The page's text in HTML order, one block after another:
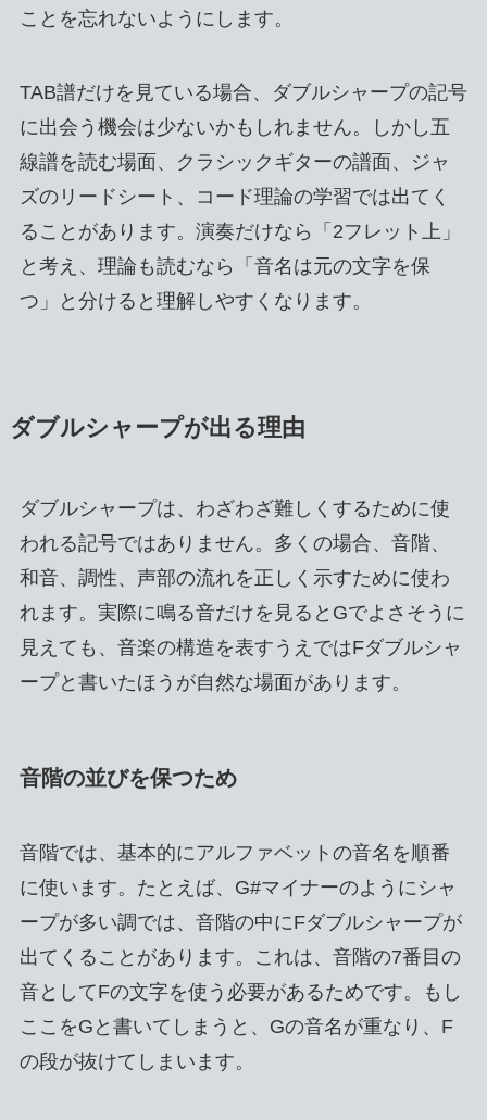
ことを忘れないようにします。
TAB譜だけを見ている場合、ダブルシャープの記号
に出会う機会は少ないかもしれません。しかし五
線譜を読む場面、クラシックギターの譜面、ジャ
ズのリードシート、コード理論の学習では出てく
ることがあります。演奏だけなら「2フレット上」
と考え、理論も読むなら「音名は元の文字を保
つ」と分けると理解しやすくなります。
ダブルシャープが出る理由
ダブルシャープは、わざわざ難しくするために使
われる記号ではありません。多くの場合、音階、
和音、調性、声部の流れを正しく示すために使わ
れます。実際に鳴る音だけを見るとGでよさそうに
見えても、音楽の構造を表すうえではFダブルシャ
ープと書いたほうが自然な場面があります。
音階の並びを保つため
音階では、基本的にアルファベットの音名を順番
に使います。たとえば、G#マイナーのようにシャ
ープが多い調では、音階の中にFダブルシャープが
出てくることがあります。これは、音階の7番目の
音としてFの文字を使う必要があるためです。もし
ここをGと書いてしまうと、Gの音名が重なり、F
の段が抜けてしまいます。